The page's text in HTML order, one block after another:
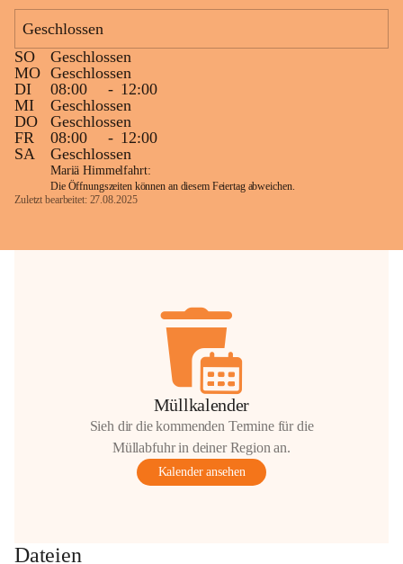
sein.
Die OMV Austria ist bemüht, für die
Bevölkerung ungewohnte, jedoch
technisch notwendige Betriebszustände so
kurz wie möglich zu halten.
Wir bitten daher die umliegende
Bevölkerung um Verständnis.
Glück Auf!
GmbH
anrainer-service@omv.com
Bei Fragen, Anliegen oder Beschwerden.
Wartungsarbeiten
Geschlossen
SO
Geschlossen
MO Geschlossen
DI
08:00 - 12:00
MI
Geschlossen
DO
Geschlossen
FR
08:00 - 12:00
SA
Geschlossen
Mariä Himmelfahrt:
Die Öffnungszeiten können an diesem Feiertag abweichen.
Zuletzt bearbeitet: 27.08.2025
Müllkalender
Sieh dir die kommenden Termine für die
Müllabfuhr in deiner Region an.
Kalender ansehen
Dateien